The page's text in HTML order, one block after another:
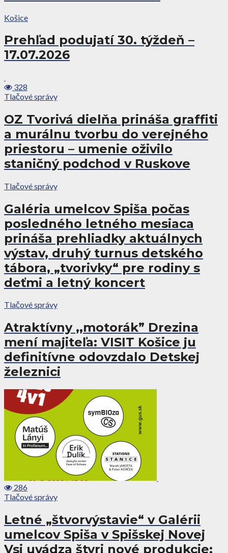
Košice
Prehľad podujatí 30. týždeň –
17.07.2026
328
Tlačové správy
OZ Tvorivá dielňa prináša graffiti
a murálnu tvorbu do verejného
priestoru – umenie oživilo
staničný podchod v Ruskove
Tlačové správy
Galéria umelcov Spiša počas
posledného letného mesiaca
prináša prehliadky aktuálnych
výstav, druhý turnus detského
tábora, „tvorivky“ pre rodiny s
deťmi a letný koncert
Tlačové správy
Atraktívny ,,motorák” Drezina
mení majiteľa: VISIT Košice ju
definitívne odovzdalo Detskej
železnici
286
Tlačové správy
Letné „štvorvýstavie“ v Galérii
umelcov Spiša v Spišskej Novej
Vsi uvádza štyri nové produkcie: